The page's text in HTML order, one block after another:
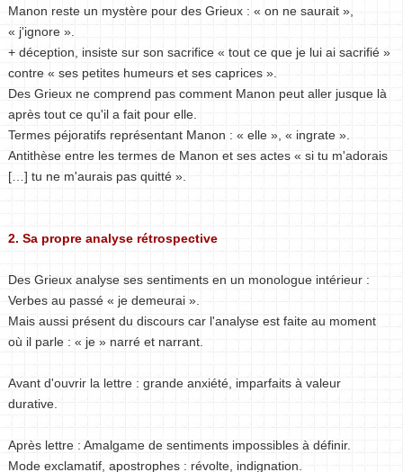
Manon reste un mystère pour des Grieux : « on ne saurait »,
« j'ignore ».
+ déception, insiste sur son sacrifice « tout ce que je lui ai sacrifié »
contre « ses petites humeurs et ses caprices ».
Des Grieux ne comprend pas comment Manon peut aller jusque là
après tout ce qu'il a fait pour elle.
Termes péjoratifs représentant Manon : « elle », « ingrate ».
Antithèse entre les termes de Manon et ses actes « si tu m'adorais
[…] tu ne m'aurais pas quitté ».
2. Sa propre analyse rétrospective
Des Grieux analyse ses sentiments en un monologue intérieur :
Verbes au passé « je demeurai ».
Mais aussi présent du discours car l'analyse est faite au moment
où il parle : « je » narré et narrant.
Avant d'ouvrir la lettre : grande anxiété, imparfaits à valeur
durative.
Après lettre : Amalgame de sentiments impossibles à définir.
Mode exclamatif, apostrophes : révolte, indignation.